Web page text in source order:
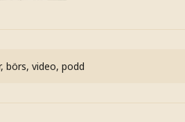
börs, video, podd